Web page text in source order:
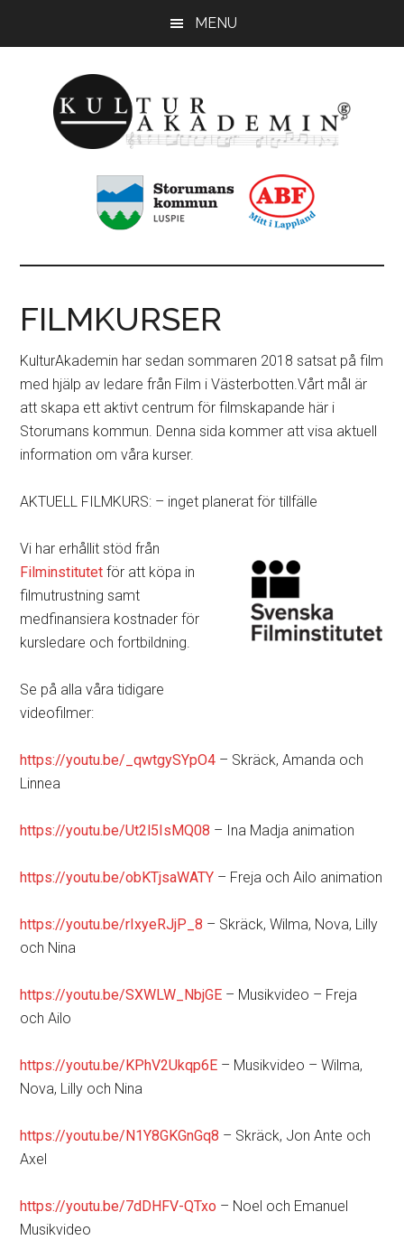
MENU
KulturAkademin
FILMKURSER
KulturAkademin har sedan sommaren 2018 satsat på film
med hjälp av ledare från Film i Västerbotten.Vårt mål är
att skapa ett aktivt centrum för filmskapande här i
Storumans kommun. Denna sida kommer att visa aktuell
information om våra kurser.
AKTUELL FILMKURS: – inget planerat för tillfälle
Vi har erhållit stöd från
Filminstitutet för att köpa in
filmutrustning samt
medfinansiera kostnader för
kursledare och fortbildning.
Se på alla våra tidigare
videofilmer:
https://youtu.be/_qwtgySYpO4 – Skräck, Amanda och
Linnea
https://youtu.be/Ut2l5IsMQ08 – Ina Madja animation
https://youtu.be/obKTjsaWATY – Freja och Ailo animation
https://youtu.be/rIxyeRJjP_8 – Skräck, Wilma, Nova, Lilly
och Nina
https://youtu.be/SXWLW_NbjGE – Musikvideo – Freja
och Ailo
https://youtu.be/KPhV2Ukqp6E – Musikvideo – Wilma,
Nova, Lilly och Nina
https://youtu.be/N1Y8GKGnGq8 – Skräck, Jon Ante och
Axel
https://youtu.be/7dDHFV-QTxo – Noel och Emanuel
Musikvideo